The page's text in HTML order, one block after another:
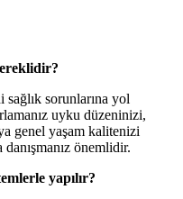
sorunlarına yol
uyku düzeninizi,
genel yaşam kalitenizi
önemlidir.
yapılır?